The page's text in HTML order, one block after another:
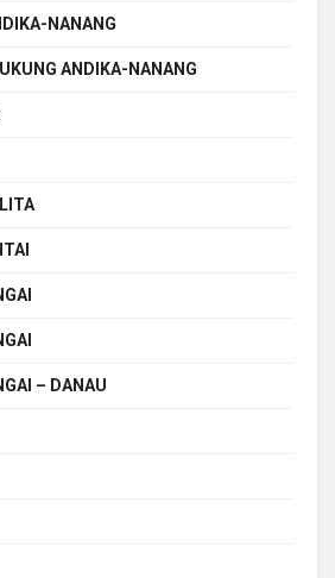
NANANG
ANDIKA-NANANG
– DANAU